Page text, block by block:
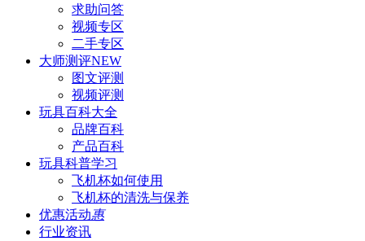
求助问答
视频专区
二手专区
大师测评NEW
图文评测
视频评测
玩具百科大全
品牌百科
产品百科
玩具科普学习
飞机杯如何使用
飞机杯的清洗与保养
优惠活动惠
行业资讯